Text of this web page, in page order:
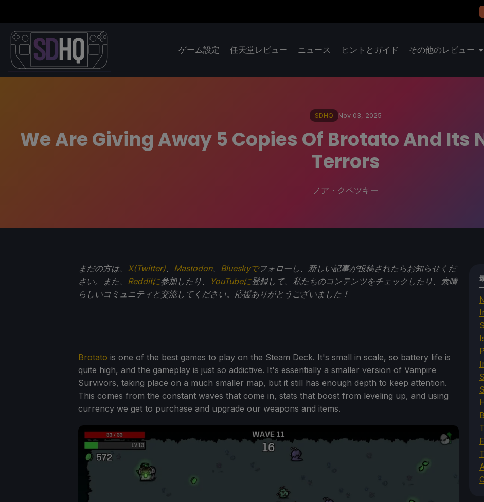
ゲーム設定 任天堂レビュー ニュース ヒントとガイド その他のレビュー
SDHQ Nov 03, 2025
We Are Giving Away 5 Copies Of Brotato And Its
Terrors
ノア・クペツキー
まだの方は、 X(Twitter) Mastodon、 Blueskyでフォローし、新しい記事が投稿されたらお知らせくだ
さい。また、 Redditに参加したり、 YouTubeに登録して、私たちのコンテンツをチェックしたり、素晴
らしいコミュニティと交流してください。応援ありがとうございました！
Brotato is one of the best games to play on the Steam Deck. It's small in scale, so battery life is
quite high, and the gameplay is just so addictive. It's essentially a smaller version of Vampire
Survivors, taking place on a much smaller map, but it still has enough depth to keep attention.
This comes from the constant waves that come in, stats that boost from leveling up, and using
currency we get to purchase and upgrade our weapons and items.